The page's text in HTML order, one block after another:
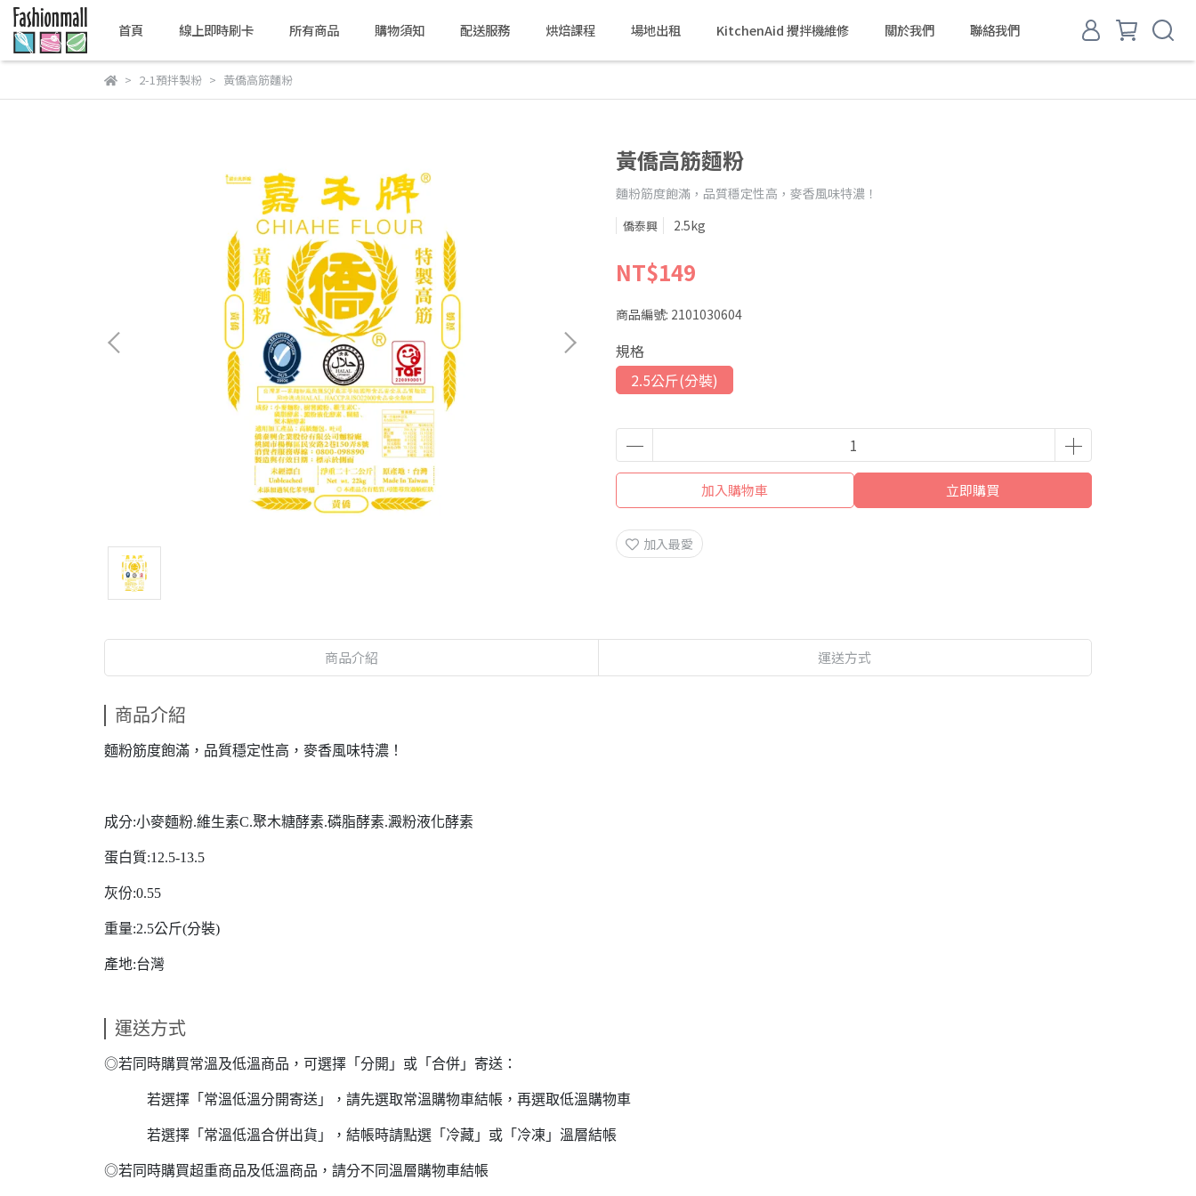
首頁 線上即時刷卡 所有商品 購物須知 配送服務 烘焙課程 場地出租 KitchenAid 攪拌機維修 關於我們 聯絡我們
2-1預拌製粉 黃僑高筋麵粉
黃僑高筋麵粉
麵粉筋度飽滿，品質穩定性高，麥香風味特濃！
僑泰興 2.5kg
NT$149
商品編號: 2101030604
規格
2.5公斤(分裝)
加入購物車 立即購買
加入最愛
商品介紹 運送方式
商品介紹
麵粉筋度飽滿，品質穩定性高，麥香風味特濃！
成分:小麥麵粉.維生素C.聚木糖酵素.磷脂酵素.澱粉液化酵素
蛋白質:12.5-13.5
灰份:0.55
重量:2.5公斤(分裝)
產地:台灣
運送方式
◎若同時購買常溫及低溫商品，可選擇「分開」或「合併」寄送：
若選擇「常溫低溫分開寄送」，請先選取常溫購物車結帳，再選取低溫購物車
若選擇「常溫低溫合併出貨」，結帳時請點選「冷藏」或「冷凍」溫層結帳
◎若同時購買超重商品及低溫商品，請分不同溫層購物車結帳